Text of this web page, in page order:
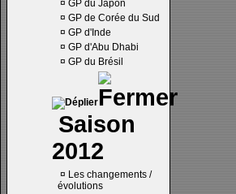
¤ GP du Japon
¤ GP de Corée du Sud
¤ GP d'Inde
¤ GP d'Abu Dhabi
¤ GP du Brésil
Saison
2012
¤ Les changements /
évolutions